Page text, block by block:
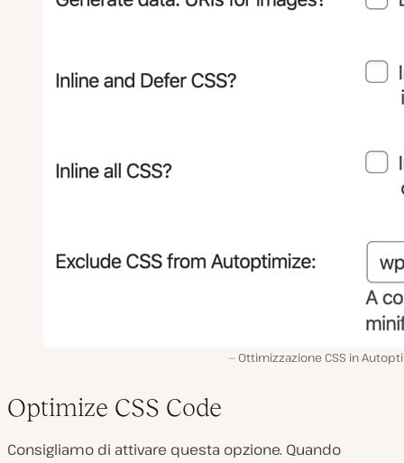
Ottimizzazione CSS in
Optimize CSS Code
Consigliamo di attivare questa opzione. Quando